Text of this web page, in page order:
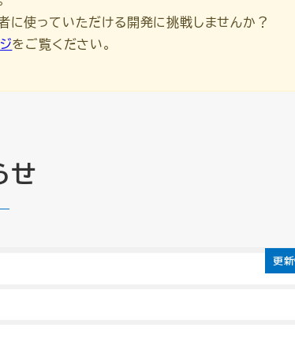
に使っていただける開発に挑戦しませんか？
をご覧ください。
せ
更